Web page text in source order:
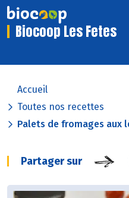
Biocoop Les Fetes
Accueil
Toutes nos recettes
Palets de fromages aux
Partager sur